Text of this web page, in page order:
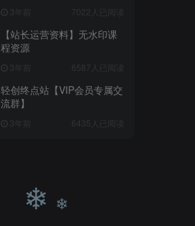
3年前 7022人已阅读
【站长运营资料】无水印课
程资源
3年前 6587人已阅读
轻创终点站【VIP会员专属交
流群】
3年前 6435人已阅读